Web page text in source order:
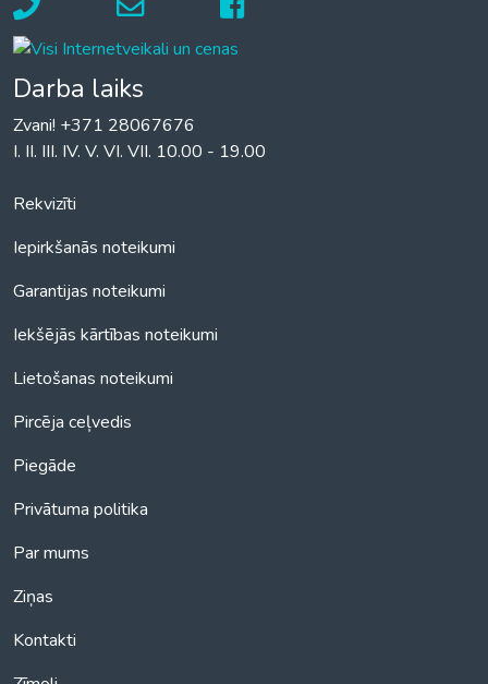
Darba laiks
Zvani! +371 28067676
I. II. III. IV. V. VI. VII. 10.00 - 19.00
Rekvizīti
Iepirkšanās noteikumi
Garantijas noteikumi
Iekšējās kārtības noteikumi
Lietošanas noteikumi
Pircēja ceļvedis
Piegāde
Privātuma politika
Par mums
Ziņas
Kontakti